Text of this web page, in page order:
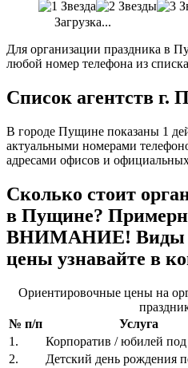
Загрузка...
Для организации праздника в
любой номер телефона из
Список агентств г.
В городе Пущине показаны 1
актуальными номерами
адресами офисов и
Сколько стоит
в Пущине?
ВНИМАНИЕ! Виды
цены узнавайте в
Ориентировочные цены на
№ п/п
Услуга
1.
Корпоратив / юбилей
2.
Детский день рождения